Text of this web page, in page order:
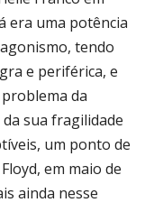
era uma potência
tendo
e periférica, e
da
sua fragilidade
um ponto de
em maio de
ainda nesse